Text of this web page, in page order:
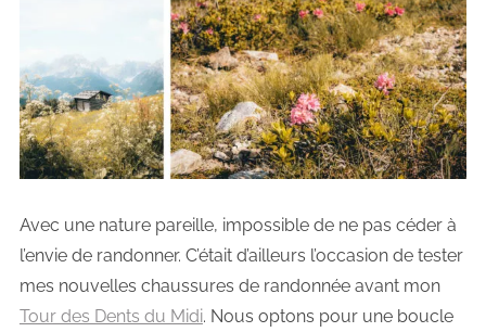
Avec une nature pareille, impossible de ne pas céder à
l’envie de randonner. C’était d’ailleurs l’occasion de tester
mes nouvelles chaussures de randonnée avant mon
Tour des Dents du Midi. Nous optons pour une boucle